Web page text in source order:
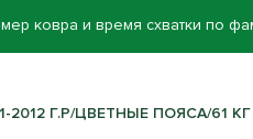
ковра и время схватки по
2012 Г.Р/ЦВЕТНЫЕ ПОЯСА/61 КГ